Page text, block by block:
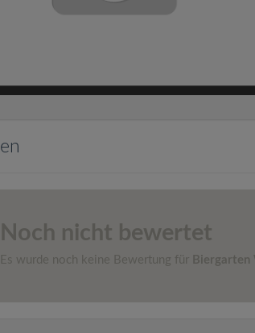
Noch nicht bewertet
Es wurde noch keine Bewertung für Biergarten